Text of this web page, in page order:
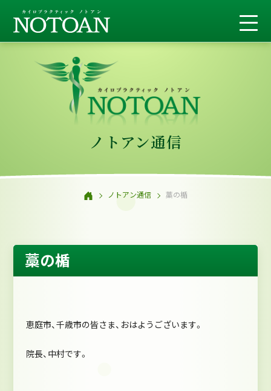
ノトアン通信
ノトアン通信 藁の楯
藁の楯
恵庭市、千歳市の皆さま、おはようございます。
院長、中村です。